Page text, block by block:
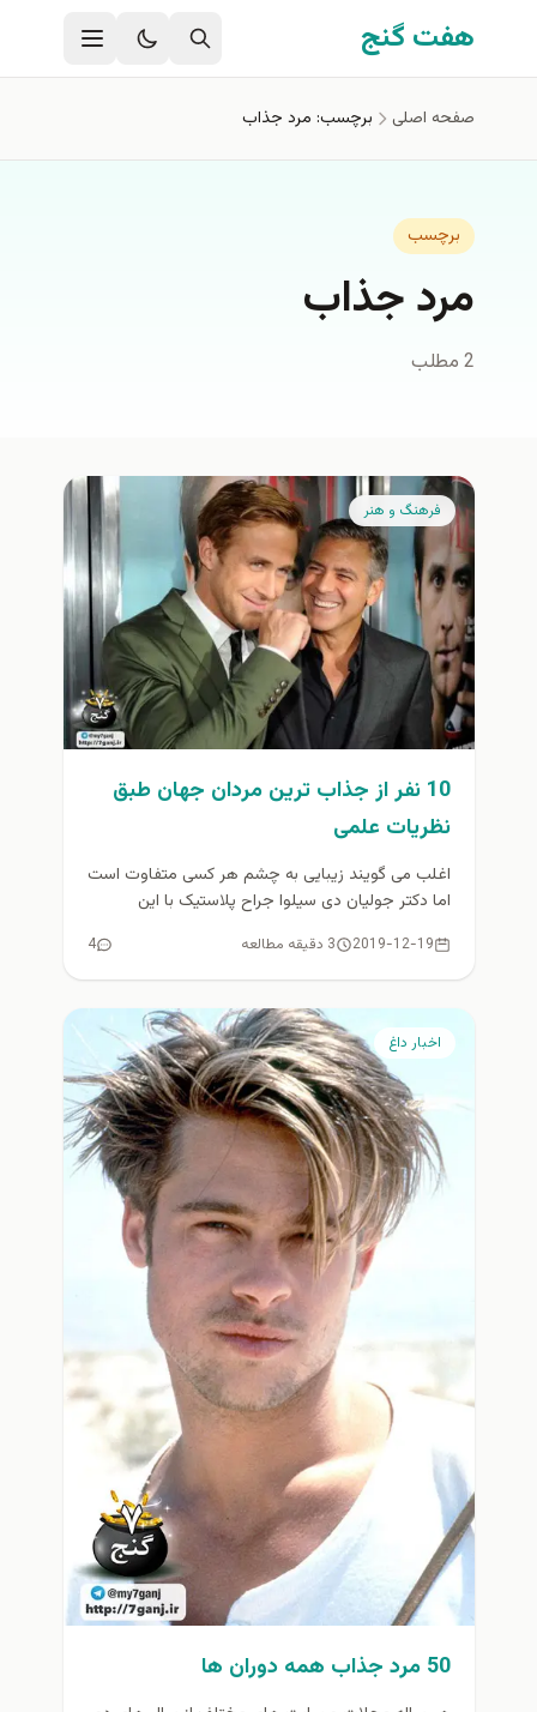
رفتن به محتوای اصلی
هفت گنج
صفحه اصلی برچسب: مرد جذاب
برچسب
مرد جذاب
2 مطلب
فرهنگ و هنر
10 نفر از جذاب ترین مردان جهان طبق
نظریات علمی
اغلب می گویند زیبایی به چشم هر کسی متفاوت است
اما دکتر جولیان دی سیلوا جراح پلاستیک با این
2019-12-19 3 دقیقه مطالعه 4
اخبار داغ
50 مرد جذاب همه دوران ها